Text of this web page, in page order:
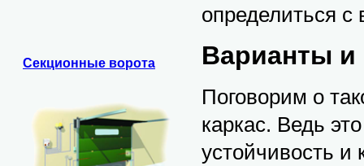
Секционные ворота
определиться
Варианты и
Поговорим о
каркас. Ведь
устойчивость и